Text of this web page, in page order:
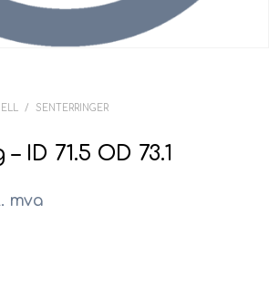
/ SENTERRINGER
ID 71.5 OD 73.1
mva